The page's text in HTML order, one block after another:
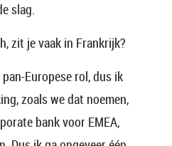
slag.
zit je vaak in Frankrijk?
Europese rol, dus ik
zoals we dat noemen,
bank voor EMEA,